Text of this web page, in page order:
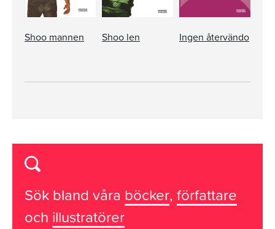
Shoo mannen Shoo len Ingen återvändo
Sök bland våra böcker, författare
och illustratörer